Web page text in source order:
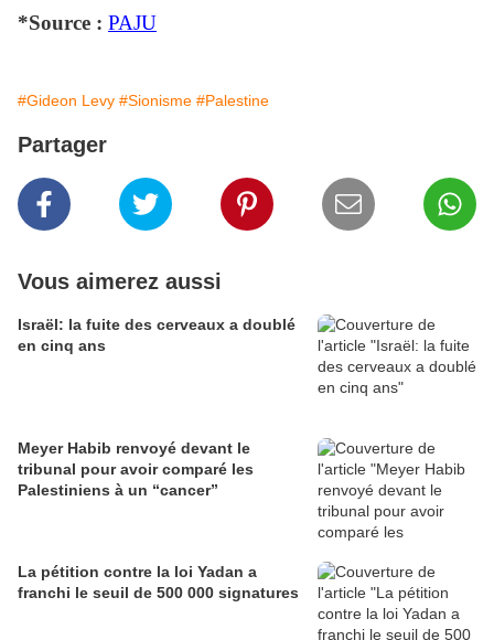
*Source : PAJU
#Gideon Levy #Sionisme #Palestine
Partager
Vous aimerez aussi
Israël: la fuite des cerveaux a doublé
en cinq ans
Meyer Habib renvoyé devant le
tribunal pour avoir comparé les
Palestiniens à un “cancer”
La pétition contre la loi Yadan a
franchi le seuil de 500 000 signatures